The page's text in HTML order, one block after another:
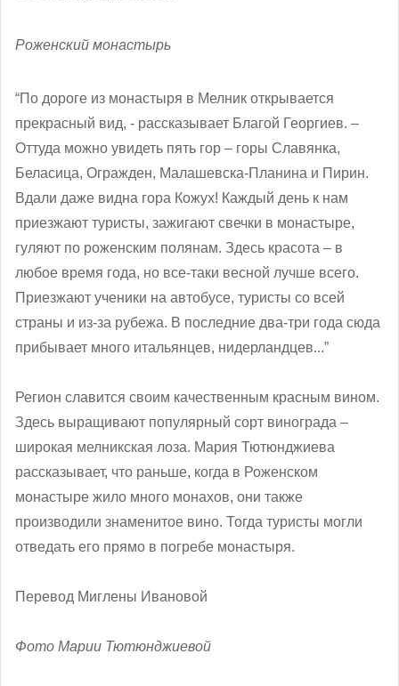
Роженский монастырь
“По дороге из монастыря в Мелник открывается
прекрасный вид, - рассказывает Благой Георгиев. –
Оттуда можно увидеть пять гор – горы Славянка,
Беласица, Огражден, Малашевска-Планина и Пирин.
Вдали даже видна гора Кожух! Каждый день к нам
приезжают туристы, зажигают свечки в монастыре,
гуляют по роженским полянам. Здесь красота – в
любое время года, но все-таки весной лучше всего.
Приезжают ученики на автобусе, туристы со всей
страны и из-за рубежа. В последние два-три года сюда
прибывает много итальянцев, нидерландцев...”
Регион славится своим качественным красным вином.
Здесь выращивают популярный сорт винограда –
широкая мелникская лоза. Мария Тютюнджиева
рассказывает, что раньше, когда в Роженском
монастыре жило много монахов, они также
производили знаменитое вино. Тогда туристы могли
отведать его прямо в погребе монастыря.
Перевод Миглены Ивановой
Фото Марии Тютюнджиевой